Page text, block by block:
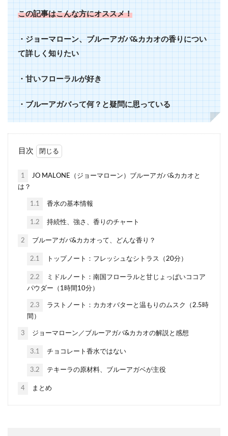
この記事はこんな方にオススメ！
・ジョーマローン、ブルーアガバ&カカオの香りについ
て詳しく知りたい
・甘いフローラルが好き
・ブルーアガバって何？と疑問に思っている
目次
1
JO MALONE（ジョーマローン）ブルーアガバ&カカオと
は？
1.1 香水の基本情報
1.2 持続性、強さ、香りのチャート
2 ブルーアガバ&カカオって、どんな香り？
2.1 トップノート：フレッシュなシトラス（20分）
2.2
ミドルノート：南国フローラルと甘じょっぱいココア
パウダー（1時間10分）
2.3
ラストノート：カカオバターと温もりのムスク（2.5時
間）
3 ジョーマローン／ブルーアガバ&カカオの解説と感想
3.1 チョコレート香水ではない
3.2 テキーラの原材料、ブルーアガベが主役
4 まとめ